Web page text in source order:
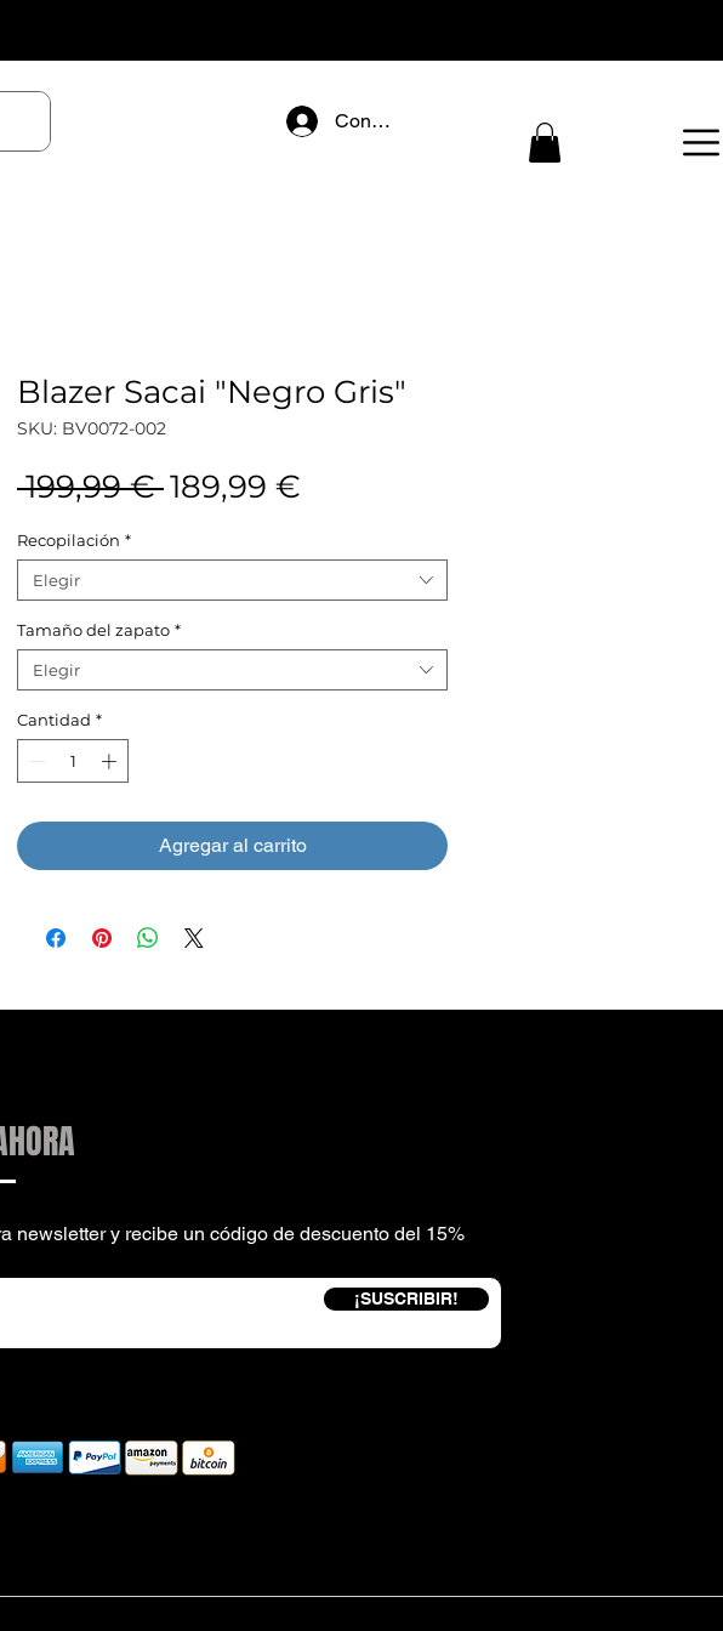
Connectez-vous
Blazer Sacai "Negro Gris"
SKU: BV0072-002
199,99 € Precio
189,99 €
oferta
Recopilación *
Elegir
Tamaño del zapato *
Elegir
Cantidad *
Agregar al carrito
newsletter y recibe un código de descuento del 15%
¡SUSCRIBIR!